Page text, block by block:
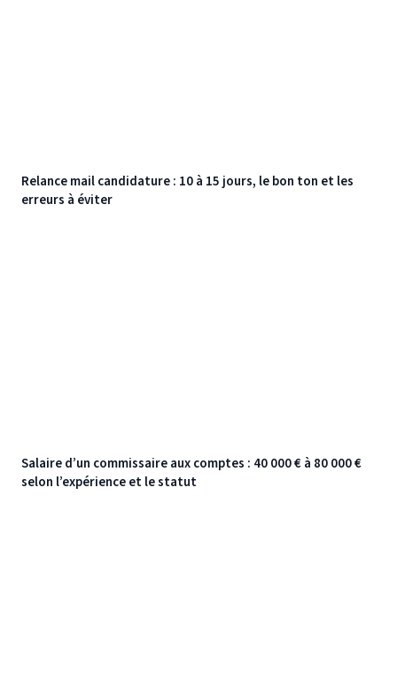
Relance mail candidature : 10 à 15 jours, le bon ton et les
erreurs à éviter
Salaire d’un commissaire aux comptes : 40 000 € à 80 000 €
selon l’expérience et le statut